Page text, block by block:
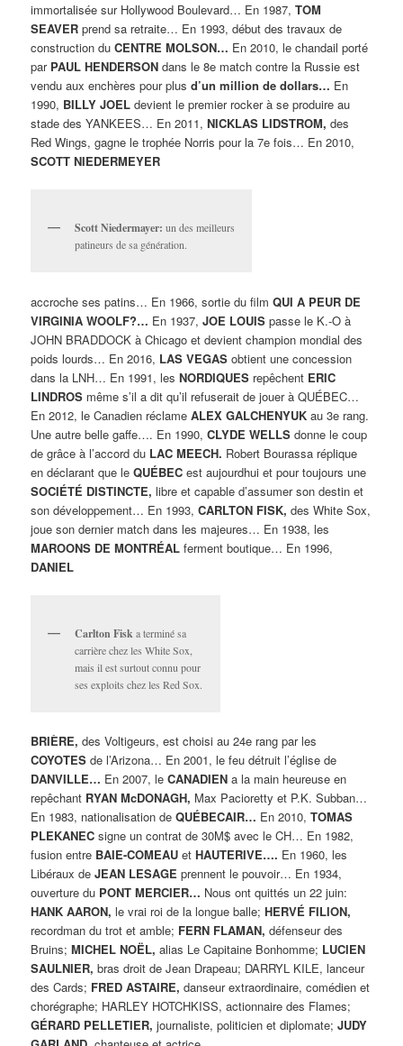
immortalisée sur Hollywood Boulevard… En 1987,TOM
SEAVER prend sa retraite… En 1993, début des travaux de
construction duCENTRE MOLSON… En 2010, le chandail porté
par PAUL HENDERSON dans le 8e match contre la Russie est
vendu aux enchères pour plusd’un million de dollars… En
1990, BILLY JOEL devient le premier rocker à se produire au
stade des YANKEES… En 2011,NICKLAS LIDSTROM, des
Red Wings, gagne le trophée Norris pour la 7e fois… En 2010,
SCOTT NIEDERMEYER
Scott Niedermayer: un des meilleurs
patineurs de sa génération.
accroche ses patins… En 1966, sortie du filmQUI A PEUR DE
VIRGINIA WOOLF?… En 1937,JOE LOUIS passe le K.-O à
JOHN BRADDOCK à Chicago et devient champion mondial des
poids lourds… En 2016, LAS VEGAS obtient une concession
dans la LNH… En 1991, lesNORDIQUES repêchent ERIC
LINDROS même s’il a dit qu’il refuserait de jouer à QUÉBEC…
En 2012, le Canadien réclameALEX GALCHENYUK au 3e rang.
Une autre belle gaffe…. En 1990,CLYDE WELLS donne le coup
de grâce à l’accord du LAC MEECH. Robert Bourassa réplique
en déclarant que leQUÉBEC est aujourdhui et pour toujours une
SOCIÉTÉ DISTINCTE, libre et capable d’assumer son destin et
son développement… En 1993,CARLTON FISK, des White Sox,
joue son dernier match dans les majeures… En 1938, les
MAROONS DE MONTRÉAL ferment boutique… En 1996,
DANIEL
Carlton Fiska terminé sa
carrière chez les White Sox,
mais il est surtout connu pour
ses exploits chez les Red Sox.
BRIÈRE, des Voltigeurs, est choisi au 24e rang par les
COYOTES de l’Arizona… En 2001, le feu détruit l’église de
DANVILLE… En 2007, leCANADIEN a la main heureuse en
repêchant RYAN McDONAGH, Max Pacioretty et P.K. Subban…
En 1983, nationalisation deQUÉBECAIR… En 2010,TOMAS
PLEKANEC signe un contrat de 30M$ avec le CH… En 1982,
fusion entre BAIE-COMEAU etHAUTERIVE…. En 1960, les
Libéraux deJEAN LESAGE prennent le pouvoir… En 1934,
ouverture du PONT MERCIER… Nous ont quittés un 22 juin:
HANK AARON, le vrai roi de la longue balle;HERVÉ FILION,
recordman du trot et amble; FERN FLAMAN, défenseur des
Bruins;MICHEL NOËL, alias Le Capitaine Bonhomme; LUCIEN
SAULNIER, bras droit de Jean Drapeau; DARRYL KILE, lanceur
des Cards; FRED ASTAIRE, danseur extraordinaire, comédien et
chorégraphe; HARLEY HOTCHKISS, actionnaire des Flames;
GÉRARD PELLETIER, journaliste, politicien et diplomate;JUDY